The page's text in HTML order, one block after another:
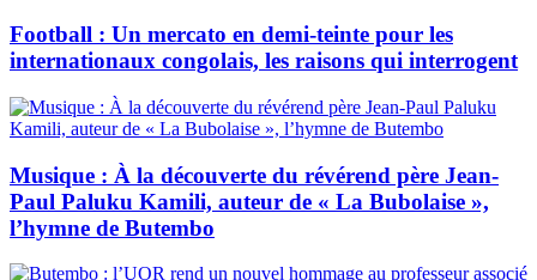
Football : Un mercato en demi-teinte pour les
internationaux congolais, les raisons qui interrogent
Musique : À la découverte du révérend père Jean-
Paul Paluku Kamili, auteur de « La Bubolaise »,
l’hymne de Butembo